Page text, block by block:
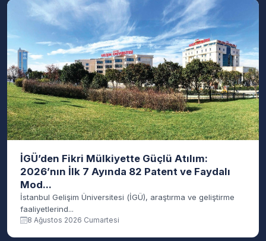
İGÜ’den Fikri Mülkiyette Güçlü Atılım:
2026’nın İlk 7 Ayında 82 Patent ve Faydalı
Mod...
İstanbul Gelişim Üniversitesi (İGÜ), araştırma ve geliştirme
faaliyetlerind...
8 Ağustos 2026 Cumartesi